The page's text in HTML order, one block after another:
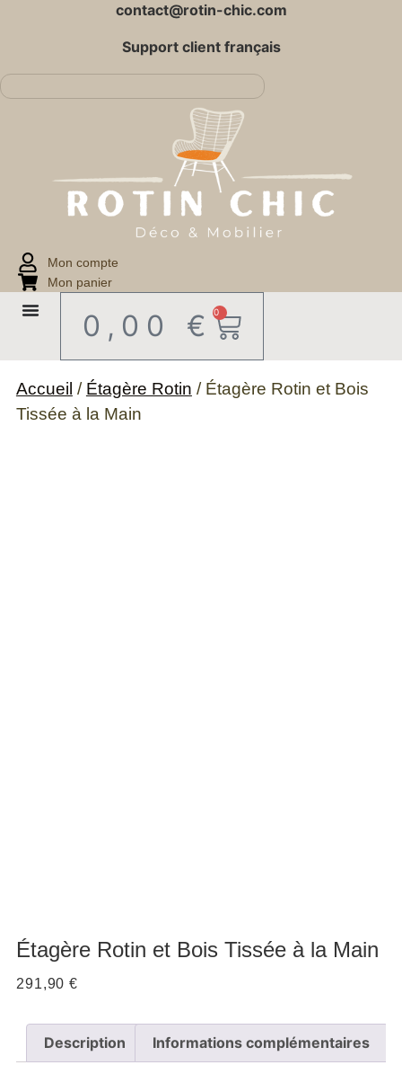
contact@rotin-chic.com
Support client français
Mon compte
Mon panier
0,00 €0
Accueil / Étagère Rotin / Étagère Rotin et Bois
Tissée à la Main
Étagère Rotin et Bois Tissée à la Main
291,90€
Description Informations complémentaires